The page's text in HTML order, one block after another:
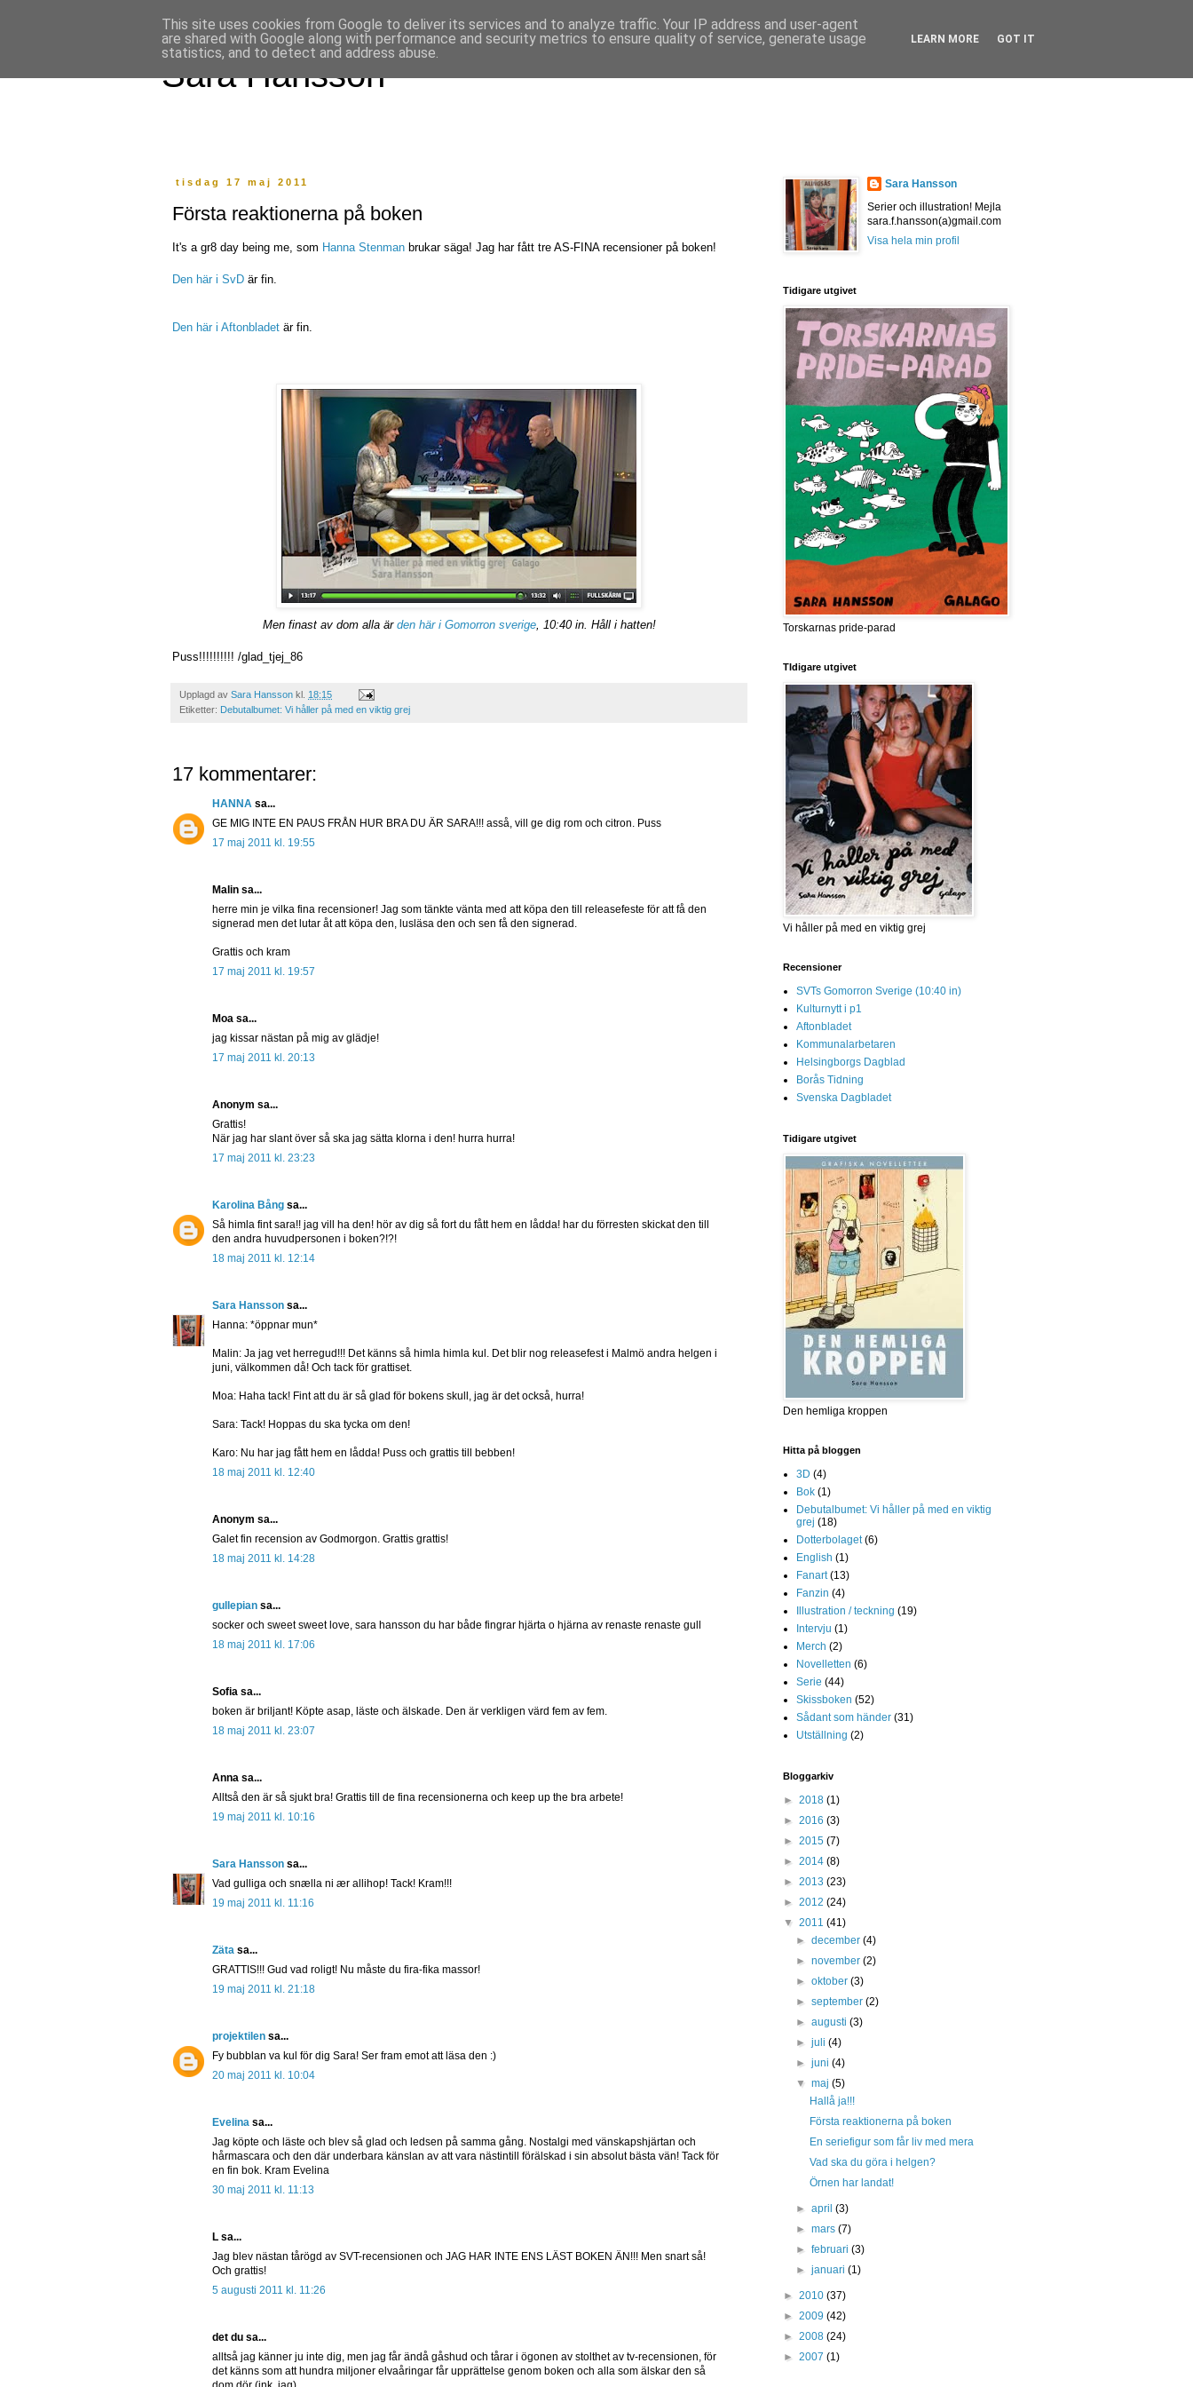
Sara Hansson
tisdag 17 maj 2011
Första reaktionerna på boken
It's a gr8 day being me, som Hanna Stenman brukar säga! Jag har fått tre AS-FINA recensioner på boken!
Den här i SvD är fin.
Den här i Aftonbladet är fin.
Men finast av dom alla är den här i Gomorron sverige, 10:40 in. Håll i hatten!
Puss!!!!!!!!!! /glad_tjej_86
Upplagd av Sara Hansson kl. 18:15
Etiketter: Debutalbumet: Vi håller på med en viktig grej
17 kommentarer:
HANNA sa...
GE MIG INTE EN PAUS FRÅN HUR BRA DU ÄR SARA!!! asså, vill ge dig rom och citron. Puss
17 maj 2011 kl. 19:55
Malin sa...
herre min je vilka fina recensioner! Jag som tänkte vänta med att köpa den till releasefeste för att få den
signerad men det lutar åt att köpa den, lusläsa den och sen få den signerad.
Grattis och kram
17 maj 2011 kl. 19:57
Moa sa...
jag kissar nästan på mig av glädje!
17 maj 2011 kl. 20:13
Anonym sa...
Grattis!
När jag har slant över så ska jag sätta klorna i den! hurra hurra!
17 maj 2011 kl. 23:23
Karolina Bång sa...
Så himla fint sara!! jag vill ha den! hör av dig så fort du fått hem en lådda! har du förresten skickat den till
den andra huvudpersonen i boken?!?!
18 maj 2011 kl. 12:14
Sara Hansson sa...
Hanna: *öppnar mun*
Malin: Ja jag vet herregud!!! Det känns så himla himla kul. Det blir nog releasefest i Malmö andra helgen i
juni, välkommen då! Och tack för grattiset.
Moa: Haha tack! Fint att du är så glad för bokens skull, jag är det också, hurra!
Sara: Tack! Hoppas du ska tycka om den!
Karo: Nu har jag fått hem en lådda! Puss och grattis till bebben!
18 maj 2011 kl. 12:40
Anonym sa...
Galet fin recension av Godmorgon. Grattis grattis!
18 maj 2011 kl. 14:28
gullepian sa...
socker och sweet sweet love, sara hansson du har både fingrar hjärta o hjärna av renaste renaste gull
18 maj 2011 kl. 17:06
Sofia sa...
boken är briljant! Köpte asap, läste och älskade. Den är verkligen värd fem av fem.
18 maj 2011 kl. 23:07
Anna sa...
Alltså den är så sjukt bra! Grattis till de fina recensionerna och keep up the bra arbete!
19 maj 2011 kl. 10:16
Sara Hansson sa...
Vad gulliga och snælla ni ær allihop! Tack! Kram!!!
19 maj 2011 kl. 11:16
Zäta sa...
GRATTIS!!! Gud vad roligt! Nu måste du fira-fika massor!
19 maj 2011 kl. 21:18
projektilen sa...
Fy bubblan va kul för dig Sara! Ser fram emot att läsa den :)
20 maj 2011 kl. 10:04
Evelina sa...
Jag köpte och läste och blev så glad och ledsen på samma gång. Nostalgi med vänskapshjärtan och
hårmascara och den där underbara känslan av att vara nästintill förälskad i sin absolut bästa vän! Tack för
en fin bok. Kram Evelina
30 maj 2011 kl. 11:13
L sa...
Jag blev nästan tårögd av SVT-recensionen och JAG HAR INTE ENS LÄST BOKEN ÄN!!! Men snart så!
Och grattis!
5 augusti 2011 kl. 11:26
det du sa...
alltså jag känner ju inte dig, men jag får ändå gåshud och tårar i ögonen av stolthet av tv-recensionen, för
det känns som att hundra miljoner elvaåringar får upprättelse genom boken och alla som älskar den så
Sara Hansson
Serier och illustration! Mejla
sara.f.hansson(a)gmail.com
Visa hela min profil
Tidigare utgivet
Torskarnas pride-parad
TIdigare utgivet
Vi håller på med en viktig grej
Recensioner
SVTs Gomorron Sverige (10:40 in)
Kulturnytt i p1
Aftonbladet
Kommunalarbetaren
Helsingborgs Dagblad
Borås Tidning
Svenska Dagbladet
Tidigare utgivet
Den hemliga kroppen
Hitta på bloggen
3D (4)
Bok (1)
Debutalbumet: Vi håller på med en viktig
grej (18)
Dotterbolaget (6)
English (1)
Fanart (13)
Fanzin (4)
Illustration / teckning (19)
Intervju (1)
Merch (2)
Novelletten (6)
Serie (44)
Skissboken (52)
Sådant som händer (31)
Utställning (2)
Bloggarkiv
► 2018 (1)
► 2016 (3)
► 2015 (7)
► 2014 (8)
► 2013 (23)
► 2012 (24)
▼ 2011 (41)
►december(4)
►november(2)
►oktober(3)
►september(2)
►augusti(3)
►juli(4)
►juni(4)
▼maj(5)
Hallå ja!!!
Första reaktionerna på boken
En seriefigur som får liv med mera
Vad ska du göra i helgen?
Örnen har landat!
►april(3)
►mars(7)
►februari(3)
►januari(1)
► 2010 (37)
► 2009 (42)
► 2008 (24)
► 2007 (1)
This site uses cookies from Google to deliver its services and to analyze traffic. Your IP address and user-agent
are shared with Google along with performance and security metrics to ensure quality of service, generate usage
statistics, and to detect and address abuse.
LEARN MORE GOT IT